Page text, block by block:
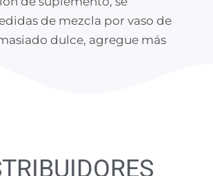
de mezcla por vaso de
dulce, agregue más